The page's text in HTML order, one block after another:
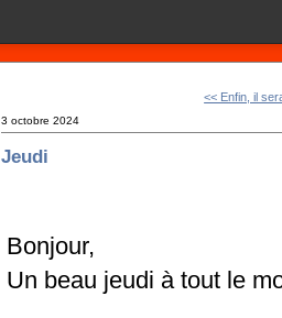
<< Enfin, il
3 octobre 2024
Jeudi
Bonjour,
Un beau jeudi à tout le